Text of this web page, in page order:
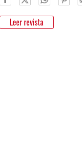
Leer revista